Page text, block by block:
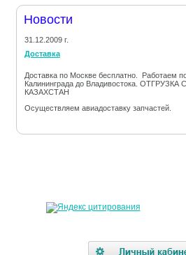
Новости
31.12.2009 г.
Доставка
Доставка по Москве бесплатно. Работаем
Калининграда до Владивостока.
КАЗАХСТАН
Осуществляем авиадоставку запчастей.